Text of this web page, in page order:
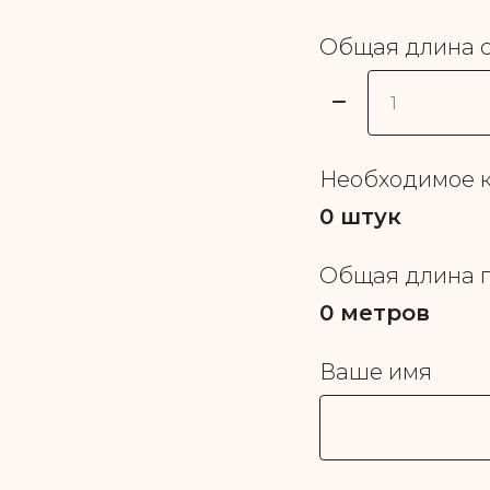
Общая длина
Необходимое
0 штук
Общая длина
0 метров
Ваше имя